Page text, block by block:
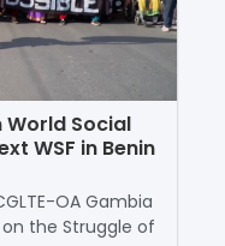
World Social
WSF in Benin
OA Gambia
the Struggle of